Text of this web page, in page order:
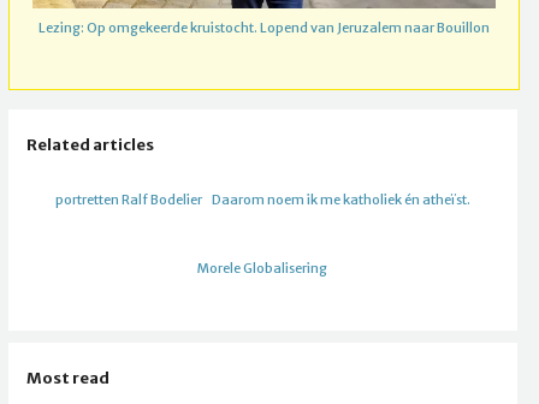
Lezing: Op omgekeerde kruistocht. Lopend van Jeruzalem naar Bouillon
Related articles
portretten Ralf Bodelier Daarom noem ik me katholiek én atheïst.
Morele Globalisering
Most read